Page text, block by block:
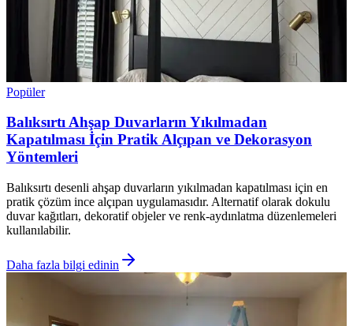
Popüler
Balıksırtı Ahşap Duvarların Yıkılmadan
Kapatılması İçin Pratik Alçıpan ve Dekorasyon
Yöntemleri
Balıksırtı desenli ahşap duvarların yıkılmadan kapatılması için en
pratik çözüm ince alçıpan uygulamasıdır. Alternatif olarak dokulu
duvar kağıtları, dekoratif objeler ve renk-aydınlatma düzenlemeleri
kullanılabilir.
Daha fazla bilgi edinin